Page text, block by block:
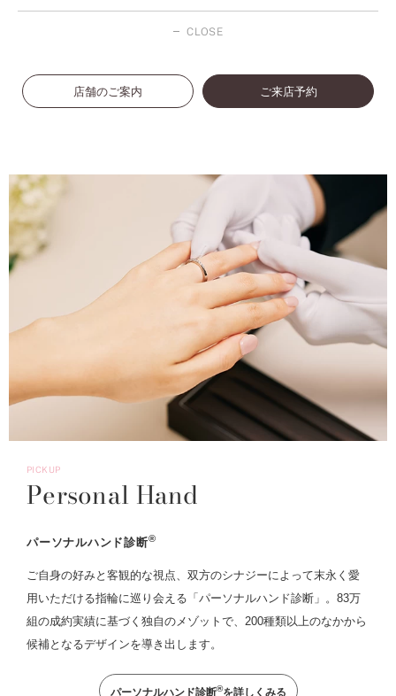
CLOSE
店舗のご案内 ご来店予約
PICKUP
Personal Hand
パーソナルハンド診断®
ご自身の好みと客観的な視点、双方のシナジーによって末永く愛
用いただける指輪に巡り会える「パーソナルハンド診断」。83万
組の成約実績に基づく独自のメゾットで、200種類以上のなかから
候補となるデザインを導き出します。
パーソナルハンド診断®を詳しくみる